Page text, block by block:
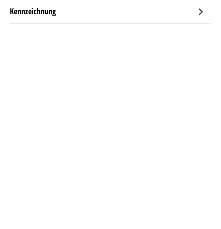
Kennzeichnung